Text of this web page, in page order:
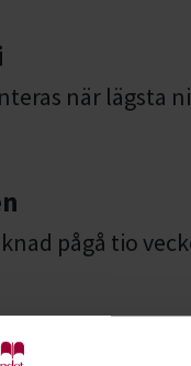
när lägsta
pågå tio